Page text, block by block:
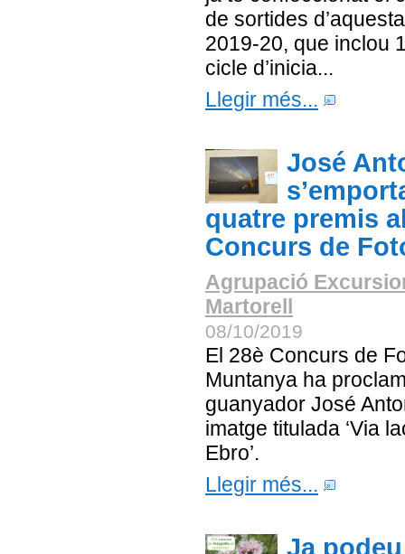
de sortides
2019-20, que inclou
cicle d’inicia...
Llegir més...
José
quatre premis
Concurs de
Agrupació
Martorell
08/10/2019
El 28è Concurs de
Muntanya ha
guanyador José
imatge titulada ‘Via
Ebro’.
Llegir més...
Ja